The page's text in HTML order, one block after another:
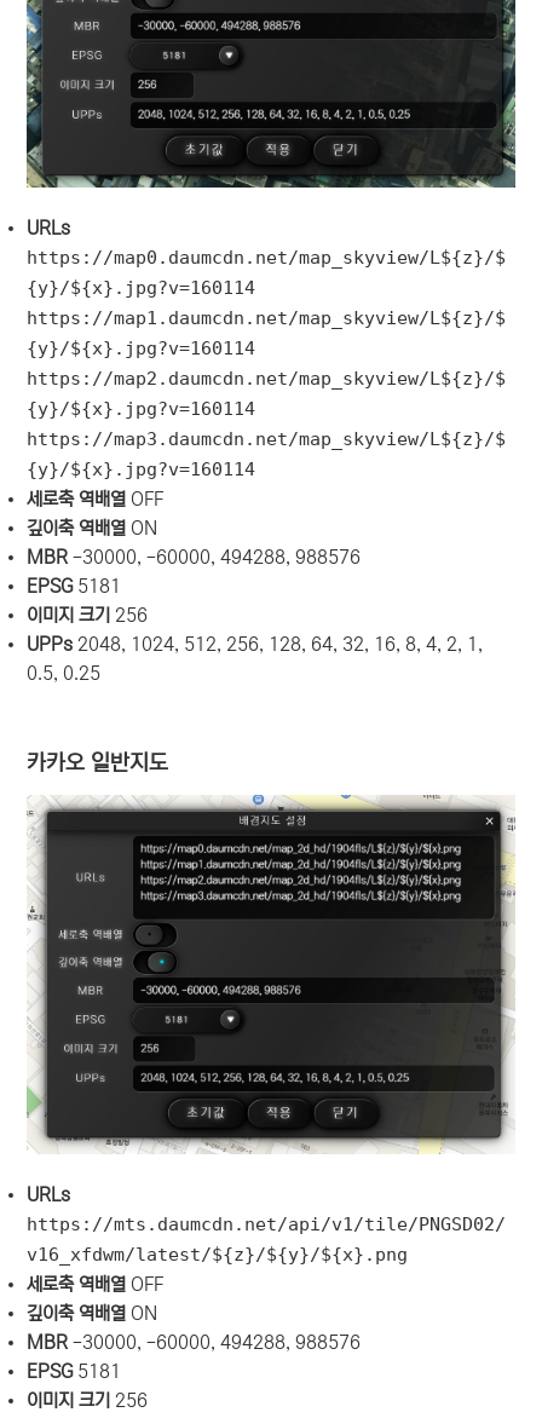
URLs
https://map0.daumcdn.net/map_skyview/L${z}/$
{y}/${x}.jpg?v=160114
https://map1.daumcdn.net/map_skyview/L${z}/$
{y}/${x}.jpg?v=160114
https://map2.daumcdn.net/map_skyview/L${z}/$
{y}/${x}.jpg?v=160114
https://map3.daumcdn.net/map_skyview/L${z}/$
{y}/${x}.jpg?v=160114
세로축 역배열 OFF
깊이축 역배열 ON
MBR -30000, -60000, 494288, 988576
EPSG5181
이미지 크기 256
UPPs 2048, 1024, 512, 256, 128, 64, 32, 16, 8, 4, 2, 1,
0.5, 0.25
카카오 일반지도
URLs
https://mts.daumcdn.net/api/v1/tile/PNGSD02/
v16_xfdwm/latest/${z}/${y}/${x}.png
세로축 역배열 OFF
깊이축 역배열 ON
MBR -30000, -60000, 494288, 988576
EPSG5181
이미지 크기 256